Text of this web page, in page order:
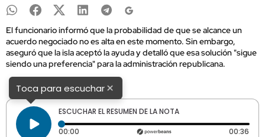
El funcionario informó que la probabilidad de que se alcance un
acuerdo negociado no es alta en este momento. Sin embargo,
aseguró que la isla aceptó la ayuda y detalló que esa solución "sigue
siendo una preferencia" para la administración republicana.
Toca para escuchar×
ESCUCHAR EL RESUMEN DE LA NOTA
00:00 Tiempo transcurrido: 0 segundos 00:36